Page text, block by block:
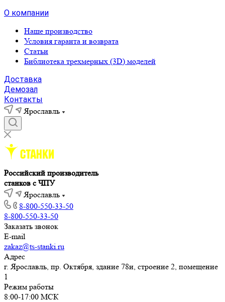
О компании
Наше производство
Условия гаранта и возврата
Статьи
Библиотека трехмерных (3D) моделей
Доставка
Демозал
Контакты
Ярославль
Российский производитель
станков с ЧПУ
Ярославль
8-800-550-33-50
8-800-550-33-50
Заказать звонок
E-mail
zakaz@ts-stanki.ru
Адрес
г. Ярославль, пр. Октября, здание 78и, строение 2, помещение
1
Режим работы
8:00-17:00 МСК